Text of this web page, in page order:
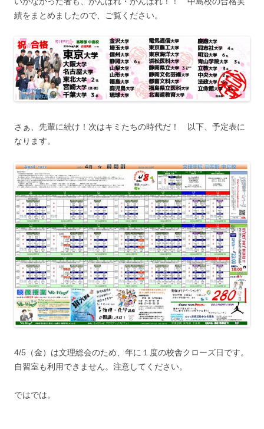
績をまとめましたので、ご覧ください。
さぁ、先輩に続け！次はキミたちの時代だ！ 以下、予定表に
なります。
4/5（金）は文理総会のため、年に１度の校舎クローズ日です。
自習室も利用できません。注意してください。
ではでは。